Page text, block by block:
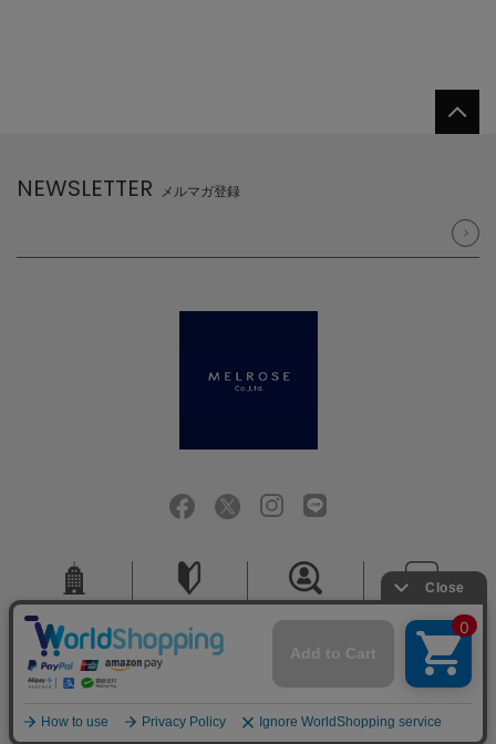
NEWSLETTER メルマガ登録
会社概要 採用情報 お問い合せ
ご利用規約 特定商取引法に基づく表記
COPYRIGHT (C) MELROSE CO.,LTD.ALL RIGHTS RESERVED.